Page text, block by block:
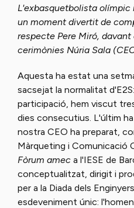
L'exbasquetbolista olímpic
un moment divertit de
respecte Pere Miró,
cerimònies Núria Sala
Aquesta ha estat una
sacsejat la normalitat
participació, hem viscut
dies consecutius. L'últim
nostra CEO ha preparat,
Màrqueting i Comunicació
Fòrum amec a l'IESE de
conceptualitzat, dirigit i
per a la Diada dels
esdeveniment únic: